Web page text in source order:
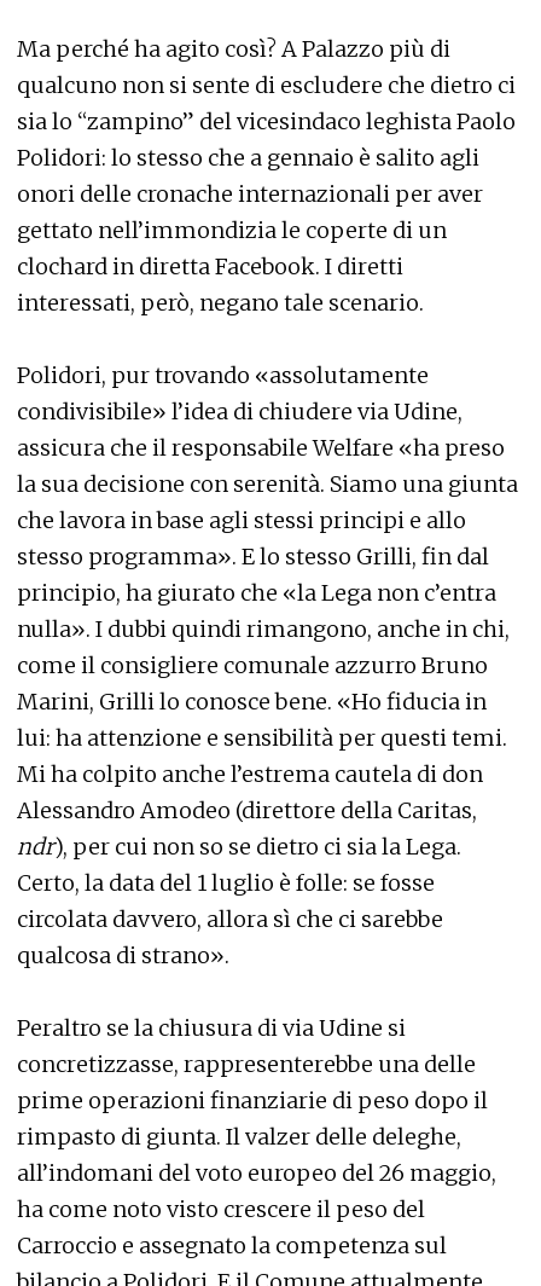
Ma perché ha agito così? A Palazzo più di
qualcuno non si sente di escludere che dietro ci
sia lo “zampino” del vicesindaco leghista Paolo
Polidori: lo stesso che a gennaio è salito agli
onori delle cronache internazionali per aver
gettato nell’immondizia le coperte di un
clochard in diretta Facebook. I diretti
interessati, però, negano tale scenario.
Polidori, pur trovando «assolutamente
condivisibile» l’idea di chiudere via Udine,
assicura che il responsabile Welfare «ha preso
la sua decisione con serenità. Siamo una giunta
che lavora in base agli stessi principi e allo
stesso programma». E lo stesso Grilli, fin dal
principio, ha giurato che «la Lega non c’entra
nulla». I dubbi quindi rimangono, anche in chi,
come il consigliere comunale azzurro Bruno
Marini, Grilli lo conosce bene. «Ho fiducia in
lui: ha attenzione e sensibilità per questi temi.
Mi ha colpito anche l’estrema cautela di don
Alessandro Amodeo (direttore della Caritas,
ndr), per cui non so se dietro ci sia la Lega.
Certo, la data del 1 luglio è folle: se fosse
circolata davvero, allora sì che ci sarebbe
qualcosa di strano».
Peraltro se la chiusura di via Udine si
concretizzasse, rappresenterebbe una delle
prime operazioni finanziarie di peso dopo il
rimpasto di giunta. Il valzer delle deleghe,
all’indomani del voto europeo del 26 maggio,
ha come noto visto crescere il peso del
Carroccio e assegnato la competenza sul